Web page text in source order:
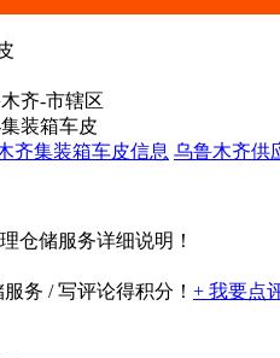
齐-市辖区
装箱车皮
齐集装箱车皮信息 乌鲁木齐供
仓储服务详细说明！
服务 / 写评论得积分！ + 我要点